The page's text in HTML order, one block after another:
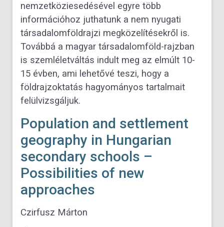
nemzetköziesedésével egyre több
információhoz juthatunk a nem nyugati
társadalomföldrajzi megközelítésekről is.
Továbbá a magyar társadalomföld-rajzban
is szemléletváltás indult meg az elmúlt 10-
15 évben, ami lehetővé teszi, hogy a
földrajzoktatás hagyományos tartalmait
felülvizsgáljuk.
Population and settlement
geography in Hungarian
secondary schools –
Possibilities of new
approaches
Czirfusz Márton